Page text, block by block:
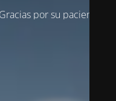
por su paciencia!